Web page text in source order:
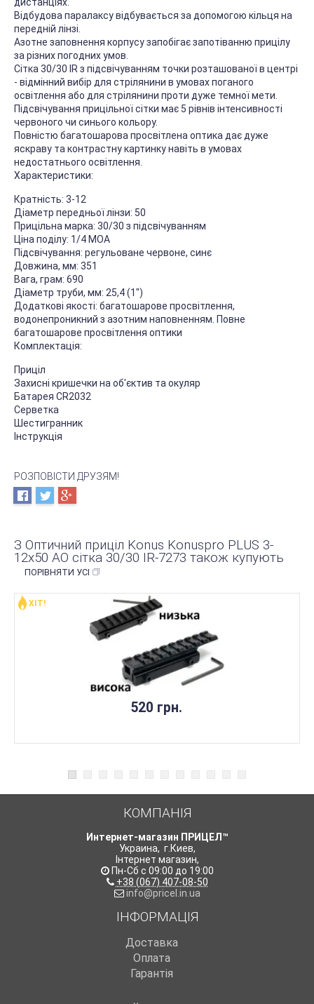
дистанціях.
Відбудова паралаксу відбувається за допомогою кільця на
передній лінзі.
Азотне заповнення корпусу запобігає запотіванню прицілу
за різних погодних умов.
Сітка 30/30 IR з підсвічуванням точки розташованої в центрі
- відмінний вибір для стрілянини в умовах поганого
освітлення або для стрілянини проти дуже темної мети.
Підсвічування прицільної сітки має 5 рівнів інтенсивності
червоного чи синього кольору.
Повністю багатошарова просвітлена оптика дає дуже
яскраву та контрастну картинку навіть в умовах
недостатнього освітлення.
Характеристики:
Кратність: 3-12
Діаметр передньої лінзи: 50
Прицільна марка: 30/30 з підсвічуванням
Ціна поділу: 1/4 MOA
Підсвічування: регульоване червоне, синє
Довжина, мм: 351
Вага, грам: 690
Діаметр труби, мм: 25,4 (1")
Додаткові якості: багатошарове просвітлення,
водонепроникний з азотним наповненням. Повне
багатошарове просвітлення оптики
Комплектація:
Приціл
Захисні кришечки на об'єктив та окуляр
Батарея CR2032
Серветка
Шестигранник
Інструкція
РОЗПОВІСТИ ДРУЗЯМ!
З Оптичний приціл Konus Konuspro PLUS 3-
12x50 AO сітка 30/30 IR-7273 також купують
ПОРІВНЯТИ УСІ
520 грн.
ХІТ!
КОМПАНІЯ
Интернет-магазин ПРИЦЕЛ™
Украина, г.Киев,
Інтернет магазин,
Пн-Сб с 09:00 до 19:00
+38 (067) 407-08-50
info@pricel.in.ua
ІНФОРМАЦІЯ
Доставка
Оплата
Гарантія